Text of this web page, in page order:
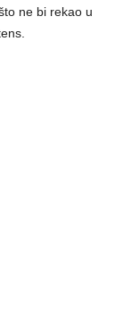
ne bi rekao u